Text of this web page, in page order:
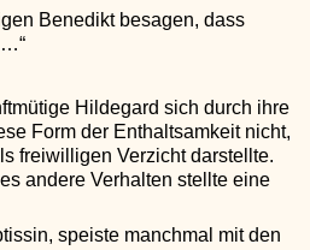
Benedikt besagen, dass
…“
Hildegard sich durch ihre
Form der Enthaltsamkeit nicht,
freiwilligen Verzicht darstellte.
andere Verhalten stellte eine
speiste manchmal mit den